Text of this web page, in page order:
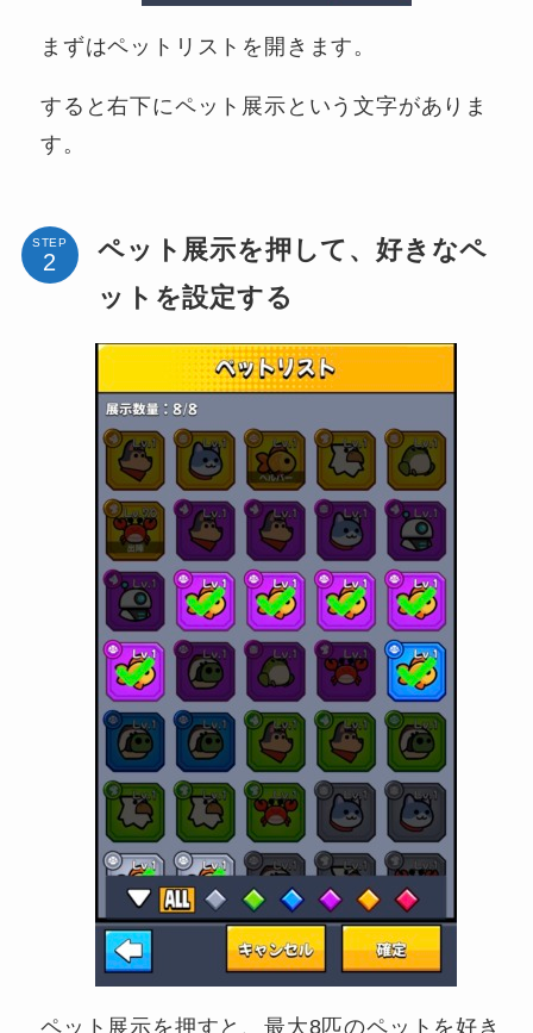
まずはペットリストを開きます。
すると右下にペット展示という文字がありま
す。
STEP
ペット展示を押して、好きなペ
ットを設定する
ペット展示を押すと、最大8匹のペットを好き